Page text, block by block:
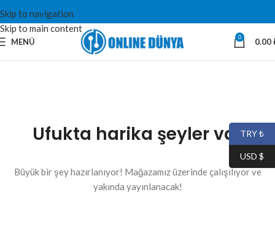
Skip to navigation
Skip to main content
MENÜ 0 0.00
Ufukta harika şeyler var
Büyük bir şey hazırlanıyor! Mağazamız üzerinde çalışılıyor ve
yakında yayınlanacak!
TRY ₺
USD $